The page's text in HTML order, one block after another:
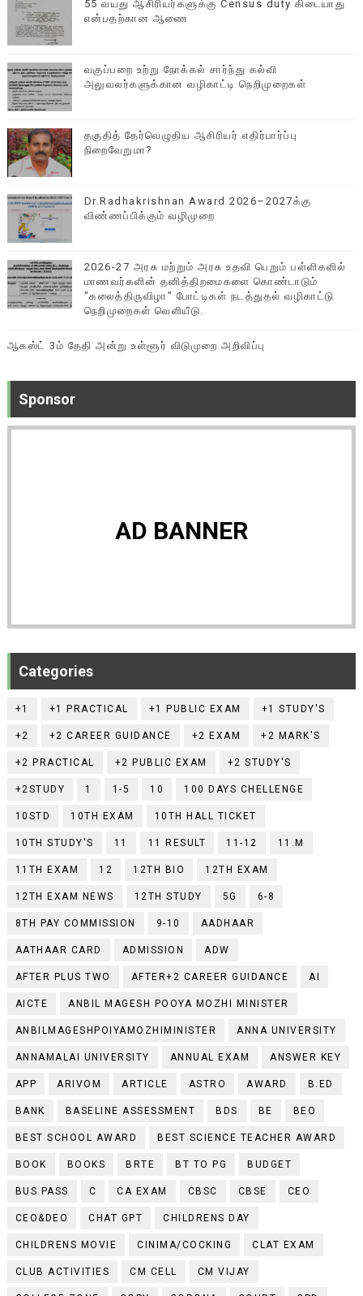
55 வயது ஆசிரியர்களுக்கு Census duty கிடையாது
என்பதற்கான ஆணை
வகுப்பறை உற்று நோக்கல் சார்ந்து கல்வி
அலுவலர்களுக்கான வழிகாட்டி நெறிமுறைகள்
தகுதித் தேர்வெழுதிய ஆசிரியர் எதிர்பார்ப்பு
நிறைவேறுமா?
Dr.Radhakrishnan Award 2026–2027க்கு
விண்ணப்பிக்கும் வழிமுறை
2026-27 அரசு மற்றும் அரசு உதவி பெறும் பள்ளிகளில்
மாணவர்களின் தனித்திறமைகளை கொண்டாடும்
"கலைத்திருவிழா" போட்டிகள் நடத்துதல் வழிகாட்டு
நெறிமுறைகள் வெளியீடு.
ஆகஸ்ட் 3ம் தேதி அன்று உள்ளூர் விடுமுறை அறிவிப்பு
Sponsor
AD BANNER
Categories
+1 +1 PRACTICAL +1 PUBLIC EXAM +1 STUDY'S
+2 +2 CAREER GUIDANCE +2 EXAM +2 MARK'S
+2 PRACTICAL +2 PUBLIC EXAM +2 STUDY'S
+2STUDY 1 1-5 10 100 DAYS CHELLENGE
10STD 10TH EXAM 10TH HALL TICKET
10TH STUDY'S 11 11 RESULT 11-12 11.M
11TH EXAM 12 12TH BIO 12TH EXAM
12TH EXAM NEWS 12TH STUDY 5G 6-8
8TH PAY COMMISSION 9-10 AADHAAR
AATHAAR CARD ADMISSION ADW
AFTER PLUS TWO AFTER+2 CAREER GUIDANCE AI
AICTE ANBIL MAGESH POOYA MOZHI MINISTER
ANBILMAGESHPOIYAMOZHIMINISTER ANNA UNIVERSITY
ANNAMALAI UNIVERSITY ANNUAL EXAM ANSWER KEY
APP ARIVOM ARTICLE ASTRO AWARD B.ED
BANK BASELINE ASSESSMENT BDS BE BEO
BEST SCHOOL AWARD BEST SCIENCE TEACHER AWARD
BOOK BOOKS BRTE BT TO PG BUDGET
BUS PASS C CA EXAM CBSC CBSE CEO
CEO&DEO CHAT GPT CHILDRENS DAY
CHILDRENS MOVIE CINIMA/COCKING CLAT EXAM
CLUB ACTIVITIES CM CELL CM VIJAY